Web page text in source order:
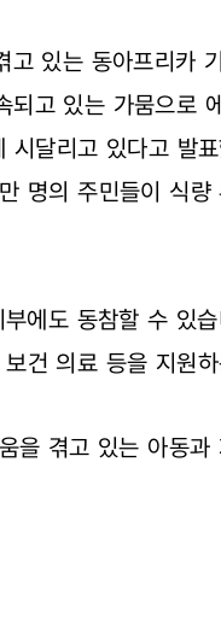
있는 동아프리카
고 있는 가뭄으로
달리고 있다고 발
명의 주민들이 식량
에도 동참할 수 있
건 의료 등을 지원
을 겪고 있는 아동